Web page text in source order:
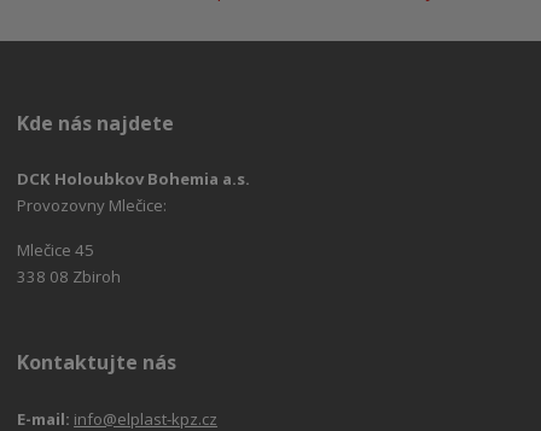
Kde nás najdete
DCK Holoubkov Bohemia a.s.
Provozovny Mlečice:
Mlečice 45
338 08 Zbiroh
Kontaktujte nás
E-mail: info@elplast-kpz.cz